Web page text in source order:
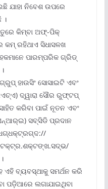
ଯାହା ନିବେଶ ଉପରେ
।
କିମ୍ବା ଅଫ୍‌-ପିକ୍
ରହିଥାଏ ସିଧାସଳଖ
ପାରମ୍ପରିକ ଗ୍ରିଡ୍
ହାଉସିଂ ସୋସାଇଟି ଏବଂ
ଦ୍ୱାରା ସୌର ରୁଫ୍‌ଟପ୍
କରିବା ପାଇଁ ନୂତନ ଏବଂ
ସବ୍‌ସିଡି ପ୍ରଦାନ
ବ୍ୟବସ୍ଥାକୁ ସମର୍ଥନ କରି
ପଡ଼ିଆରେ ଲଗାଯାଇଥିବା